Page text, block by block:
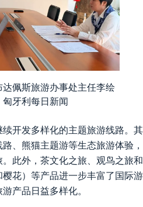
佩斯旅游办事处主任李绘
匈牙利每日新闻
开发多样化的主题旅游线路。其
、熊猫主题游等生态旅游体验，
此外，茶文化之旅、观鸟之旅和
花）等产品进一步丰富了国际游
产品日益多样化。